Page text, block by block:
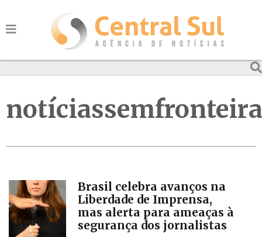
notíciassemfronteira
Brasil celebra avanços na
Liberdade de Imprensa,
mas alerta para ameaças à
segurança dos jornalistas